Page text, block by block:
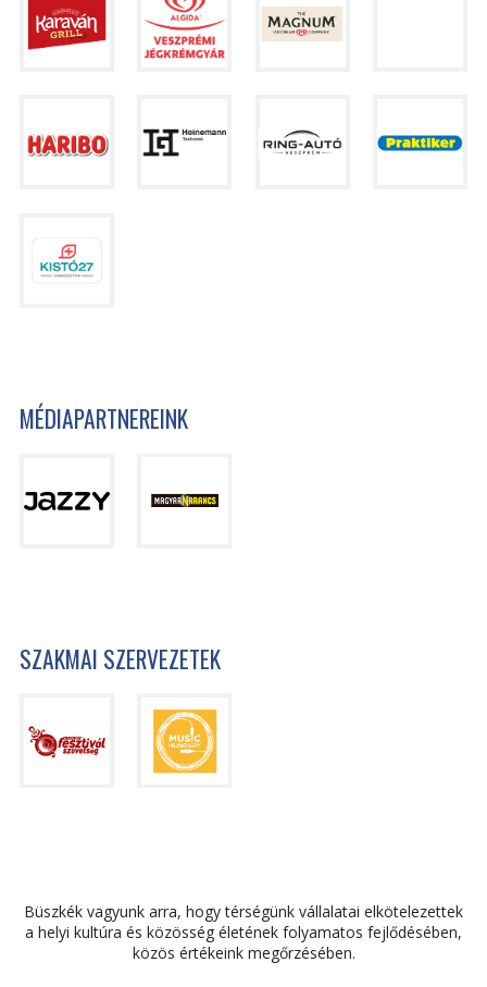
MÉDIAPARTNEREINK
SZAKMAI SZERVEZETEK
Büszkék vagyunk arra, hogy térségünk vállalatai elkötelezettek
a helyi kultúra és közösség életének folyamatos fejlődésében,
közös értékeink megőrzésében.